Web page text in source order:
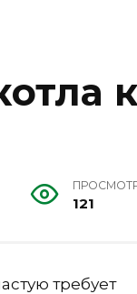
121
требует